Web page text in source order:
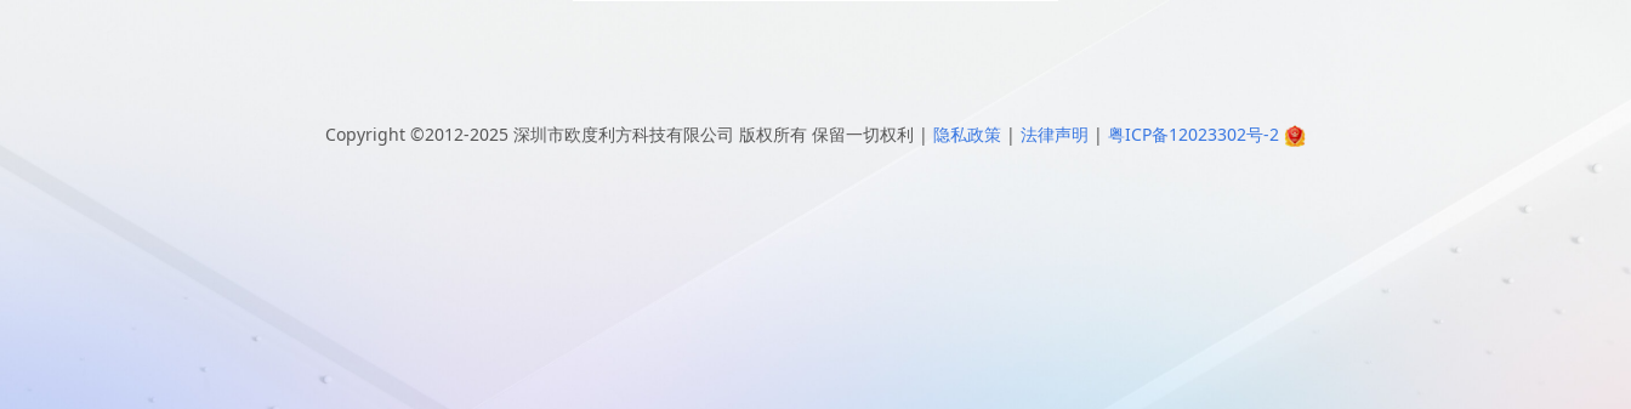
Copyright ©2012-2025 深圳市欧度利方科技有限公司 版权所有 保留一切权利 | 隐私政策 | 法律声明 | 粤ICP备12023302号-2